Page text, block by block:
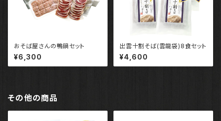
おそば屋さんの鴨鍋セット
¥6,300
出雲十割そば(雲龍袋)8食セット
¥4,600
その他の商品